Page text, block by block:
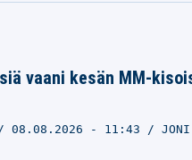
vaani kesän MM-
08.08.2026 - 11:43 JONI